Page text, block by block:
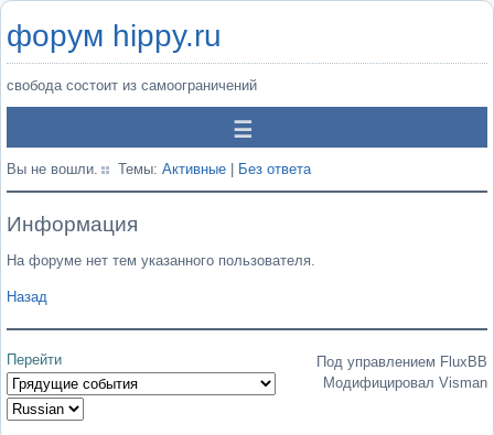
форум hippy.ru
свобода состоит из самоограничений
Вы не вошли. Темы: Активные Без ответа
Информация
На форуме нет тем указанного пользователя.
Назад
Перейти
Под управлением FluxBB
Модифицировал Visman